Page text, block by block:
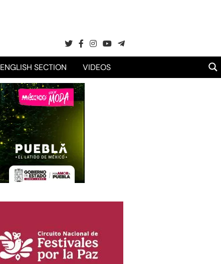
ENGLISH SECTION VIDEOS